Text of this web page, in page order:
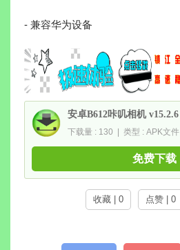
- 兼容华为设备
下载量 : 130 | 类型 : APK文件
免费下载
收藏 | 0 点赞 | 0